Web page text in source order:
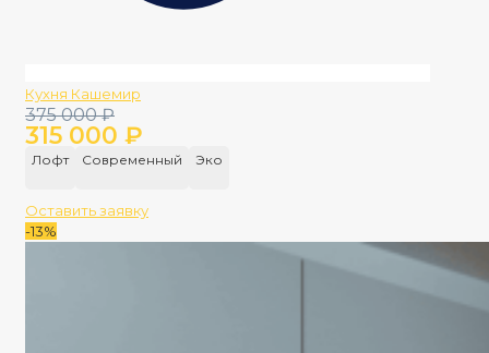
Кухня Кашемир
375 000₽
Первоначальная
цена
составляла
315 000 ₽
Текущая
цена:
315
Лофт Современный Эко
Оставить заявку
-13%